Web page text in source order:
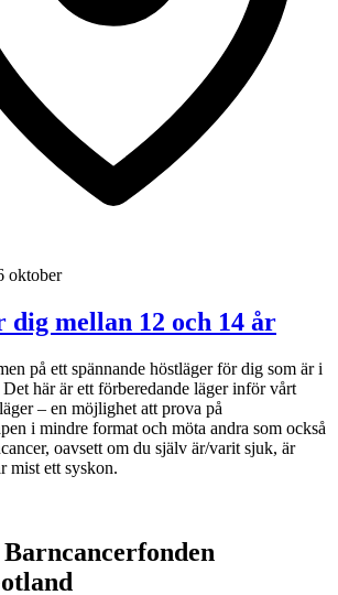
oktober
dig mellan 12 och 14 år
på ett spännande höstläger för dig som är i
här är ett förberedande läger inför vårt
– en möjlighet att prova på
i mindre format och möta andra som också
oavsett om du själv är/varit sjuk, är
mist ett syskon.